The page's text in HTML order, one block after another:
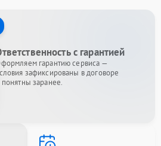
с гарантией
гарантию сервиса —
зафиксированы в договоре
понятны заранее.